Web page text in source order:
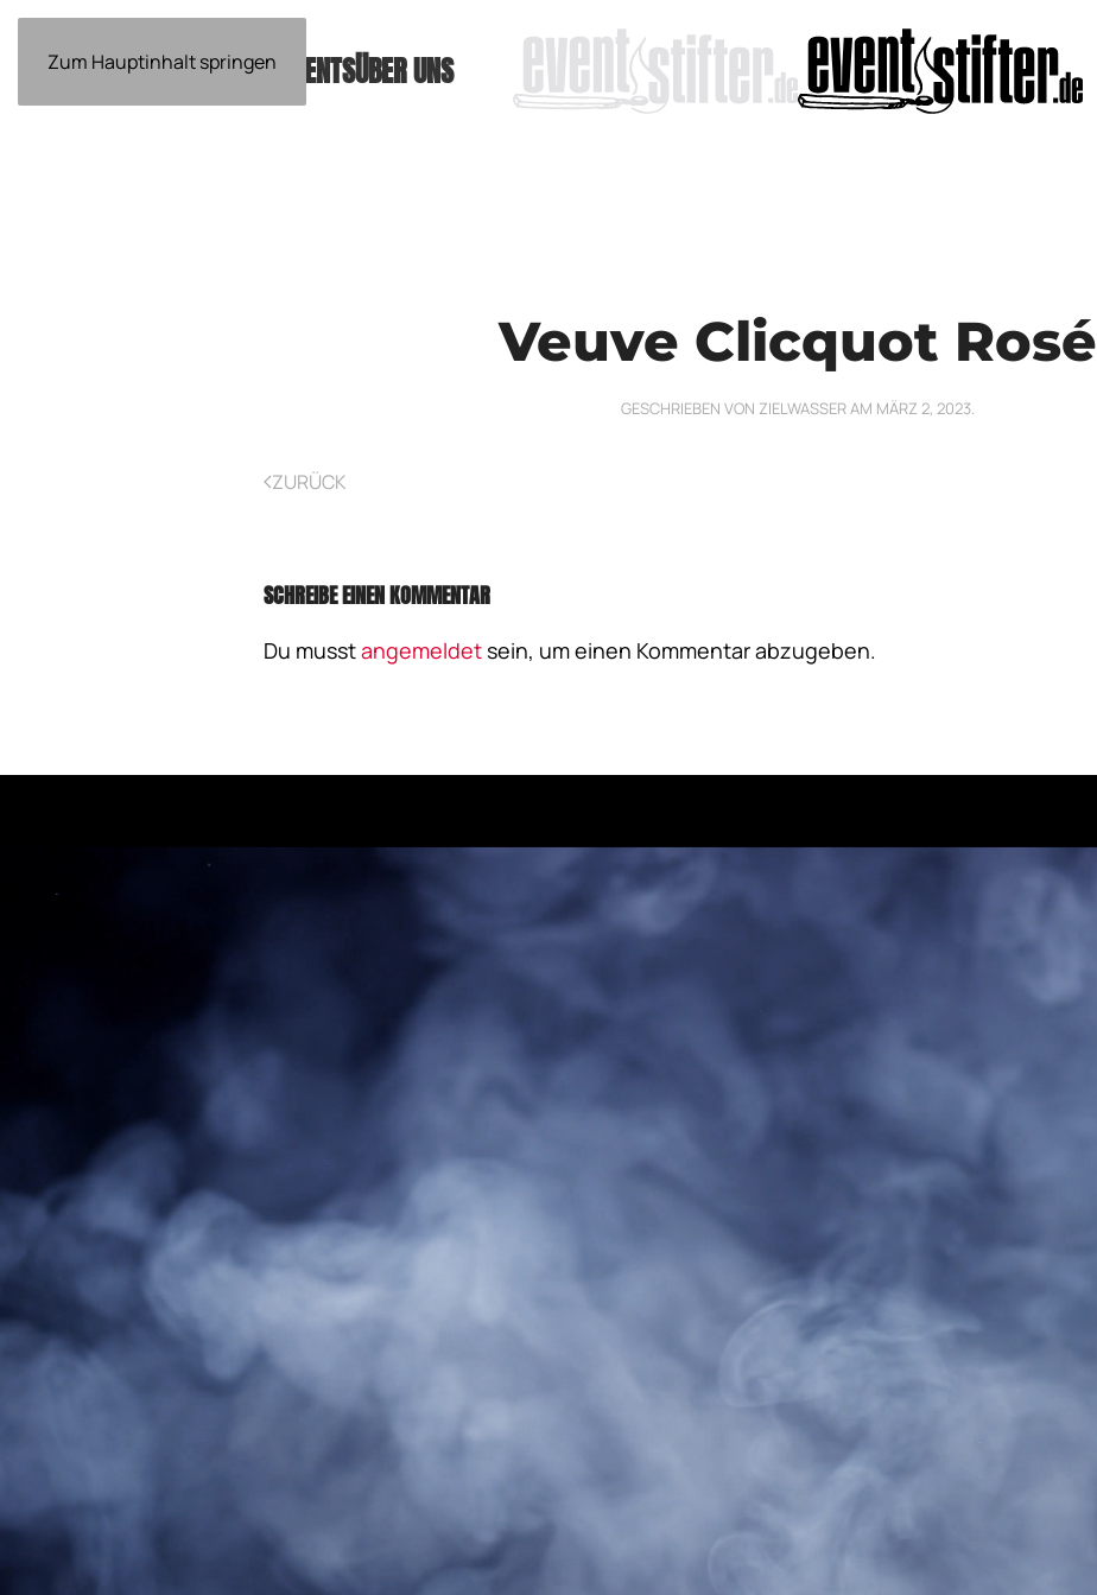
Zum Hauptinhalt springen EVENTSÜBER UNS
Veuve Clicquot Rosé
GESCHRIEBEN VON ZIELWASSERAM MÄRZ 2, 2023.
ZURÜCK
SCHREIBE EINEN KOMMENTAR
Du musstangemeldetsein, um einen Kommentar abzugeben.